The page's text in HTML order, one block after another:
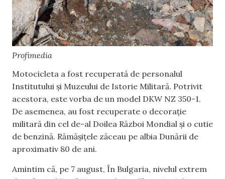
Profimedia
Motocicleta a fost recuperată de personalul
Institutului și Muzeului de Istorie Militară. Potrivit
acestora, este vorba de un model DKW NZ 350-1.
De asemenea, au fost recuperate o decorație
militară din cel de-al Doilea Război Mondial și o cutie
de benzină. Rămășițele zăceau pe albia Dunării de
aproximativ 80 de ani.
Amintim că, pe 7 august, În Bulgaria, nivelul extrem